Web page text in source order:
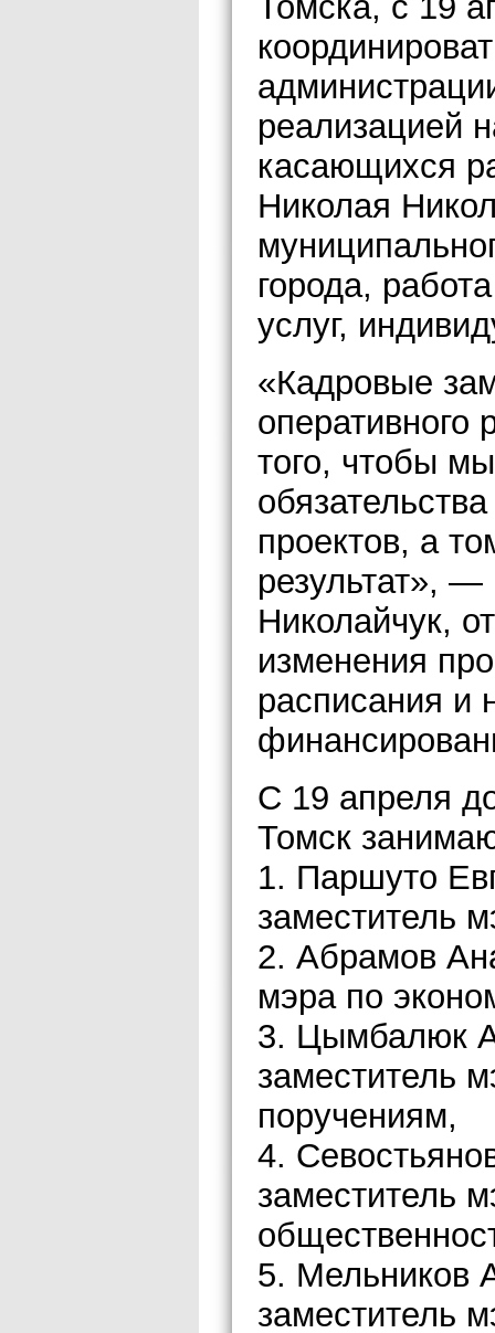
реализацией
касающихся
Николая
города,
услуг,
«Кадровые
того, чтобы
проектов, а
результат»,
Николайчук,
изменения
расписания и
С 19 апреля
Томск
1. Паршуто
заместитель
2. Абрамов
мэра по
3. Цымбалюк
заместитель
поручениям,
4.
заместитель
5. Мельников
заместитель